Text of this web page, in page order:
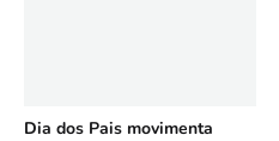
Dia dos Pais movimenta